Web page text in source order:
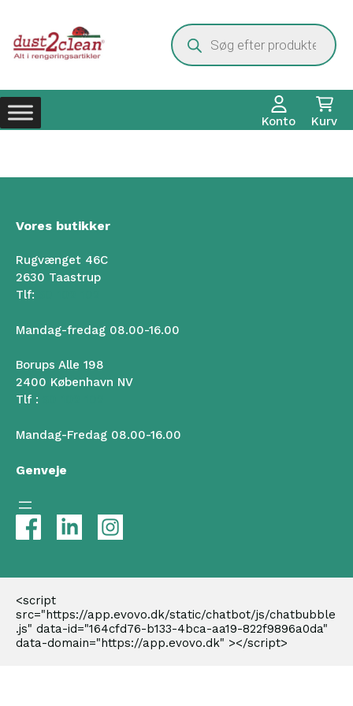
indhold
Products
search
Konto Kurv
Vores butikker
Rugvænget 46C
2630 Taastrup
Tlf:
Mandag-fredag 08.00-16.00
Borups Alle 198
2400 København NV
Tlf :
Mandag-Fredag 08.00-16.00
Genveje
<script
src="https://app.evovo.dk/static/chatbot/js/chatbubble
.js" data-id="164cfd76-b133-4bca-aa19-822f9896a0da"
data-domain="https://app.evovo.dk" ></script>